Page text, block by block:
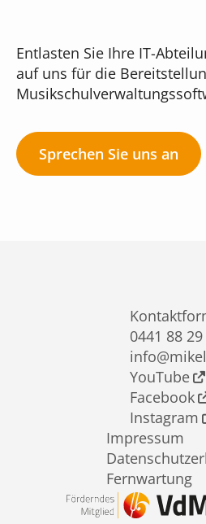
Entlasten Sie Ihre IT-
auf uns für die
Sprechen Sie uns an
0441 88
YouTube
Facebook
Instagram
Impressum
Fernwartung